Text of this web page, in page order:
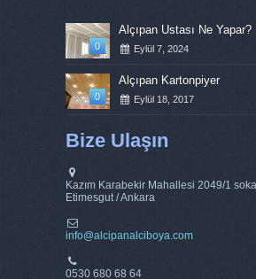
0
Alçıpan Ustası Ne Yapar?
Eylül 7, 2024
0
Alçıpan Kartonpiyer
Eylül 18, 2017
Bize Ulaşın
Kazım Karabekir Mahallesi 2049/1
Etimesgut / Ankara
info@alcipanalciboya.com
0530 680 68 64